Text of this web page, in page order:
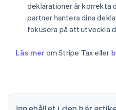
deklarationer är korrekta
partner hantera dina
fokusera på att utveckla
Läs mer om Stripe Tax eller
Australien
Brasilien
PortuguêsEnglish